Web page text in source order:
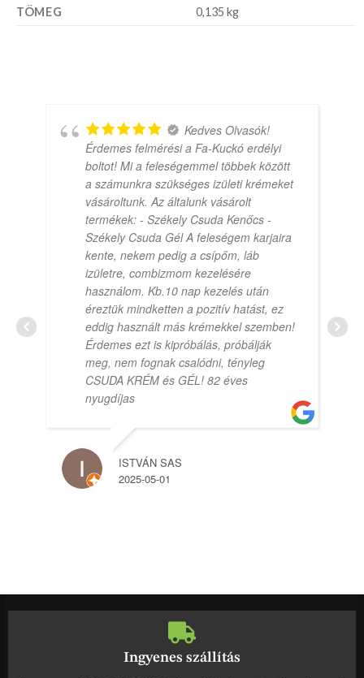
TÖMEG 0,135 kg
Kedves Olvasók!
Érdemes felmérési a Fa-Kuckó erdélyi
boltot! Mi a feleségemmel többek között
a számunkra szükséges izületi krémeket
vásároltunk. Az általunk vásárolt
termékek: - Székely Csuda Kenőcs -
Székely Csuda Gél A feleségem karjaira
kente, nekem pedig a csípőm, láb
izületre, combizmom kezelésére
használom. Kb.10 nap kezelés után
éreztük mindketten a pozitív hatást, ez
eddig használt más krémekkel szemben!
Érdemes ezt is kipróbálás, próbálják
meg, nem fognak csalódni, tényleg
CSUDA KRÉM és GÉL! 82 éves
nyugdíjas
ISTVÁN SAS
2025-05-01
Ingyenes szállítás